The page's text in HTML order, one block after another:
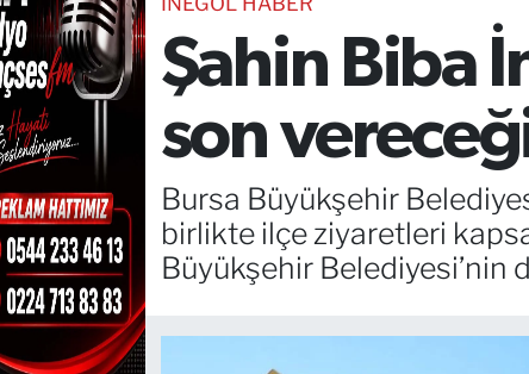
Şahin Biba
son
Bursa Büyükşehir
birlikte ilçe ziyaretleri
Büyükşehir Belediyesi’nin
TEKNOLOJİ
CANLI DİNLE
RESMİ İLANLAR
Gencsesfm Canlı Dinle